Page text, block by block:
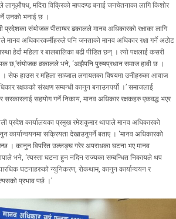
लागूऔषध, मदिरा विक्रिको मापदण्ड बनाई जनचेतनाका लागि किशोर
उनको भनाई छ ।
प्रदेशका संयोजक पीताम्बर ढकालले मानव अधिकारको रक्षाका लागि
मानव अधिकारकर्मीहरुले पनि जनताको मानव अधिकार रक्षा गर्ने अठोट
हेर्दा महिला र बालबालिका बढी पीडित छन् । त्यो पक्षलाई कसरी
छ,’संयोजक ढकालले भने, ‘अझैपनि पुरुषप्रधान समाज हावी छ ।
। सेफ हाउस र महिला सञ्जाल लगायतका विषयमा उनीहरुका आवाज
रक्षकको संरक्षण सम्बन्धी कानुन बनाउनपर्यो ।’ समाजलाई
सहयोग गर्ने निकाय, मानव अधिकार रक्षकहरु एकवद्ध भएर
प्रदेश कार्यालयका प्रमुख रमेशकुमार थापाले मानव अधिकारको
कार्यान्वयनमा सक्रियता देखाउनुपर्ने बताए । ‘मानव अधिकारको
। कानुन विपरित उल्लङ्घ गरेर अपराधका घटना भए मानव
भने, ‘त्यस्ता घटना हुन नदिन राज्यका सम्बन्धित निकायले थप
घटनाहरुको न्युनिकरण, रोकथाम, कानुन कार्यान्वयन र
प्रभाव पर्छ ।’